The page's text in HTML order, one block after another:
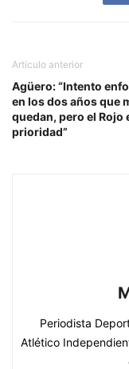
Artículo anterior
Agüero: “Intento
en los dos años que
quedan, pero el Rojo
prioridad”
Periodista
Atlético